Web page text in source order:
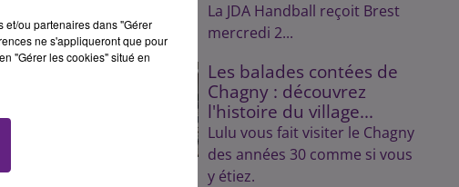
a fait le
la
La JDA Handball reçoit Brest
mercredi 2...
Les balades contées de
Chagny : découvrez
l'histoire du village...
Lulu vous fait visiter le Chagny
des années 30 comme si vous
y étiez.
et/ou partenaires dans "Gérer
ne s'appliqueront que pour
"Gérer les cookies" situé en